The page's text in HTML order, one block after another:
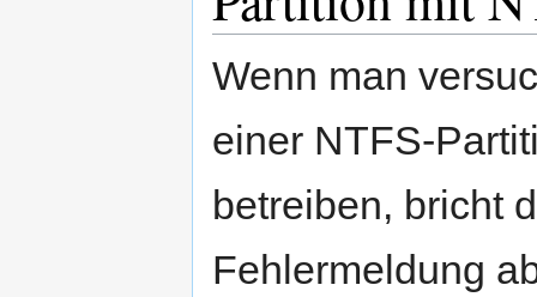
Wenn man
einer NTFS-
betreiben, bricht
Fehlermeldung